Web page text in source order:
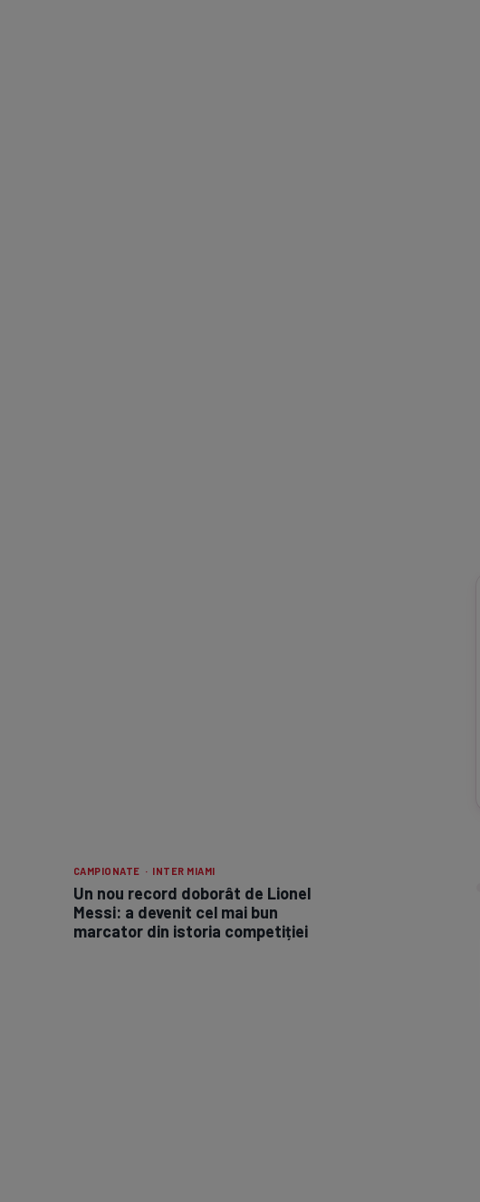
CAMPIONATE · INTER MIAMI
Un nou record doborât de Lionel
Messi: a devenit cel mai bun
marcator din istoria competiției